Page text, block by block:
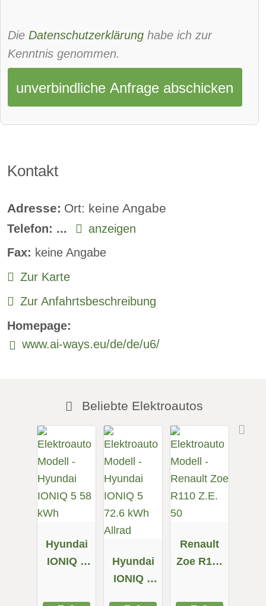
Sprachsteuerung:
verfügbar
Rückfahrkamera
Sitzheizung vorne:
Sitzheizung hinten:
verfügbar
Die Datenschutzerklärung habe ich zur
Kenntnis genommen.
unverbindliche Anfrage abschicken
Kontakt
Adresse: Ort: keine Angabe
Telefon: ...
anzeigen
Fax: keine Angabe
Zur Karte
Zur Anfahrtsbeschreibung
Homepage:
www.ai-ways.eu/de/de/u6/
Beliebte Elektroautos
Hyundai
IONIQ 5
Hyundai
IONIQ 5
Renault
Zoe R110